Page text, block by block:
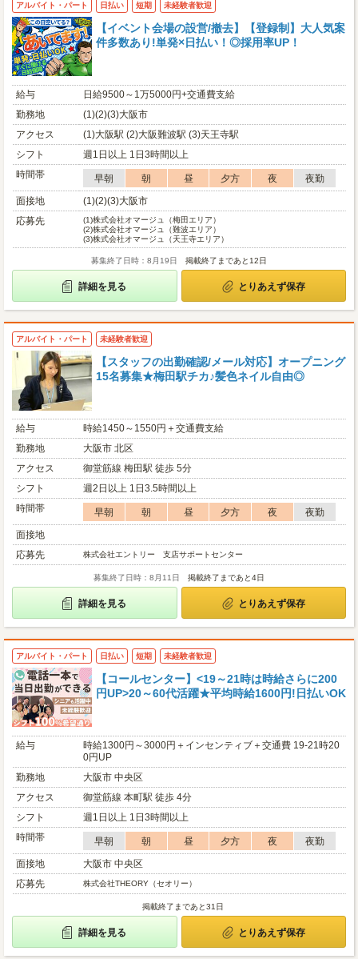
アルバイト・パート 日払い 短期 未経験者歓迎
【イベント会場の設営/撤去】【登録制】大人気案
件多数あり!単発×日払い！◎採用率UP！
給与
日給9500～1万5000円+交通費支給
勤務地
(1)(2)(3)大阪市
アクセス
(1)大阪駅 (2)大阪難波駅 (3)天王寺駅
シフト
週1日以上 1日3時間以上
時間帯
早朝 朝 昼 夕方 夜
夜勤
面接地
(1)(2)(3)大阪市
応募先
(1)株式会社オマージュ（梅田エリア）
(2)株式会社オマージュ（難波エリア）
(3)株式会社オマージュ（天王寺エリア）
募集終了日時：8月19日 掲載終了まであと12日
詳細を見る とりあえず保存
アルバイト・パート 未経験者歓迎
【スタッフの出勤確認/メール対応】オープニング
15名募集★梅田駅チカ♪髪色ネイル自由◎
給与
時給1450～1550円＋交通費支給
勤務地
大阪市 北区
アクセス
御堂筋線 梅田駅 徒歩 5分
シフト
週2日以上 1日3.5時間以上
時間帯
早朝 朝 昼 夕方 夜
夜勤
面接地
応募先
株式会社エントリー 支店サポートセンター
募集終了日時：8月11日 掲載終了まであと4日
詳細を見る とりあえず保存
アルバイト・パート 日払い 短期 未経験者歓迎
【コールセンター】<19～21時は時給さらに200
円UP>20～60代活躍★平均時給1600円!日払いOK
給与
時給1300円～3000円＋インセンティブ＋交通費 19-21時20
0円UP
勤務地
大阪市 中央区
アクセス
御堂筋線 本町駅 徒歩 4分
シフト
週1日以上 1日3時間以上
時間帯
早朝 朝 昼 夕方 夜
夜勤
面接地
大阪市 中央区
応募先
株式会社THEORY（セオリー）
掲載終了まであと31日
詳細を見る とりあえず保存